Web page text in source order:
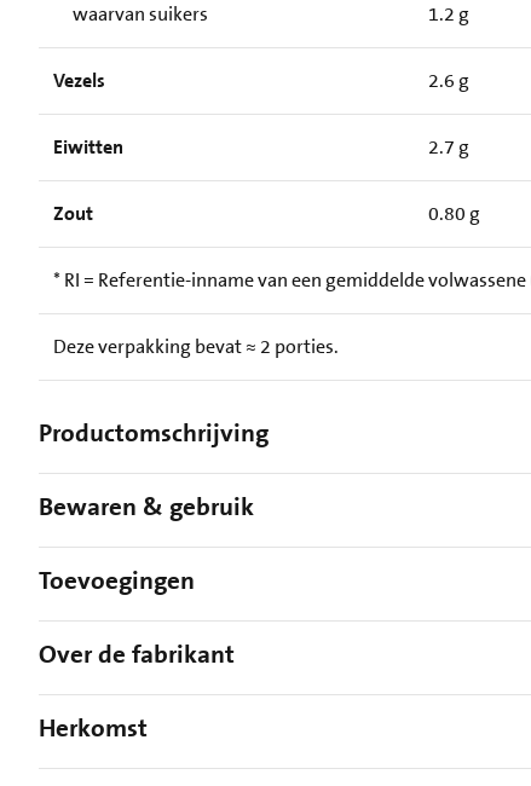
waarvan suikers 1.2 g
Vezels 2.6 g
Eiwitten 2.7 g
Zout 0.80 g
* RI = Referentie-inname van een gemiddelde
Deze verpakking bevat ≈ 2 porties.
Productomschrijving
Bewaren & gebruik
Toevoegingen
Over de fabrikant
Herkomst